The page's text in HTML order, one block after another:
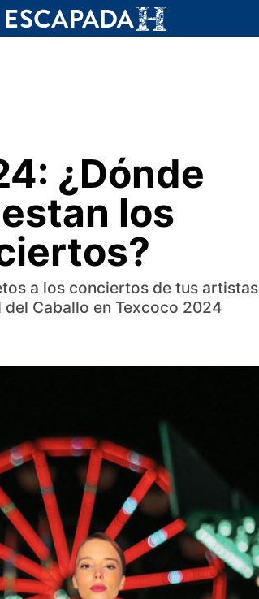
¿Dónde
los
a los conciertos de tus artistas
Caballo en Texcoco 2024